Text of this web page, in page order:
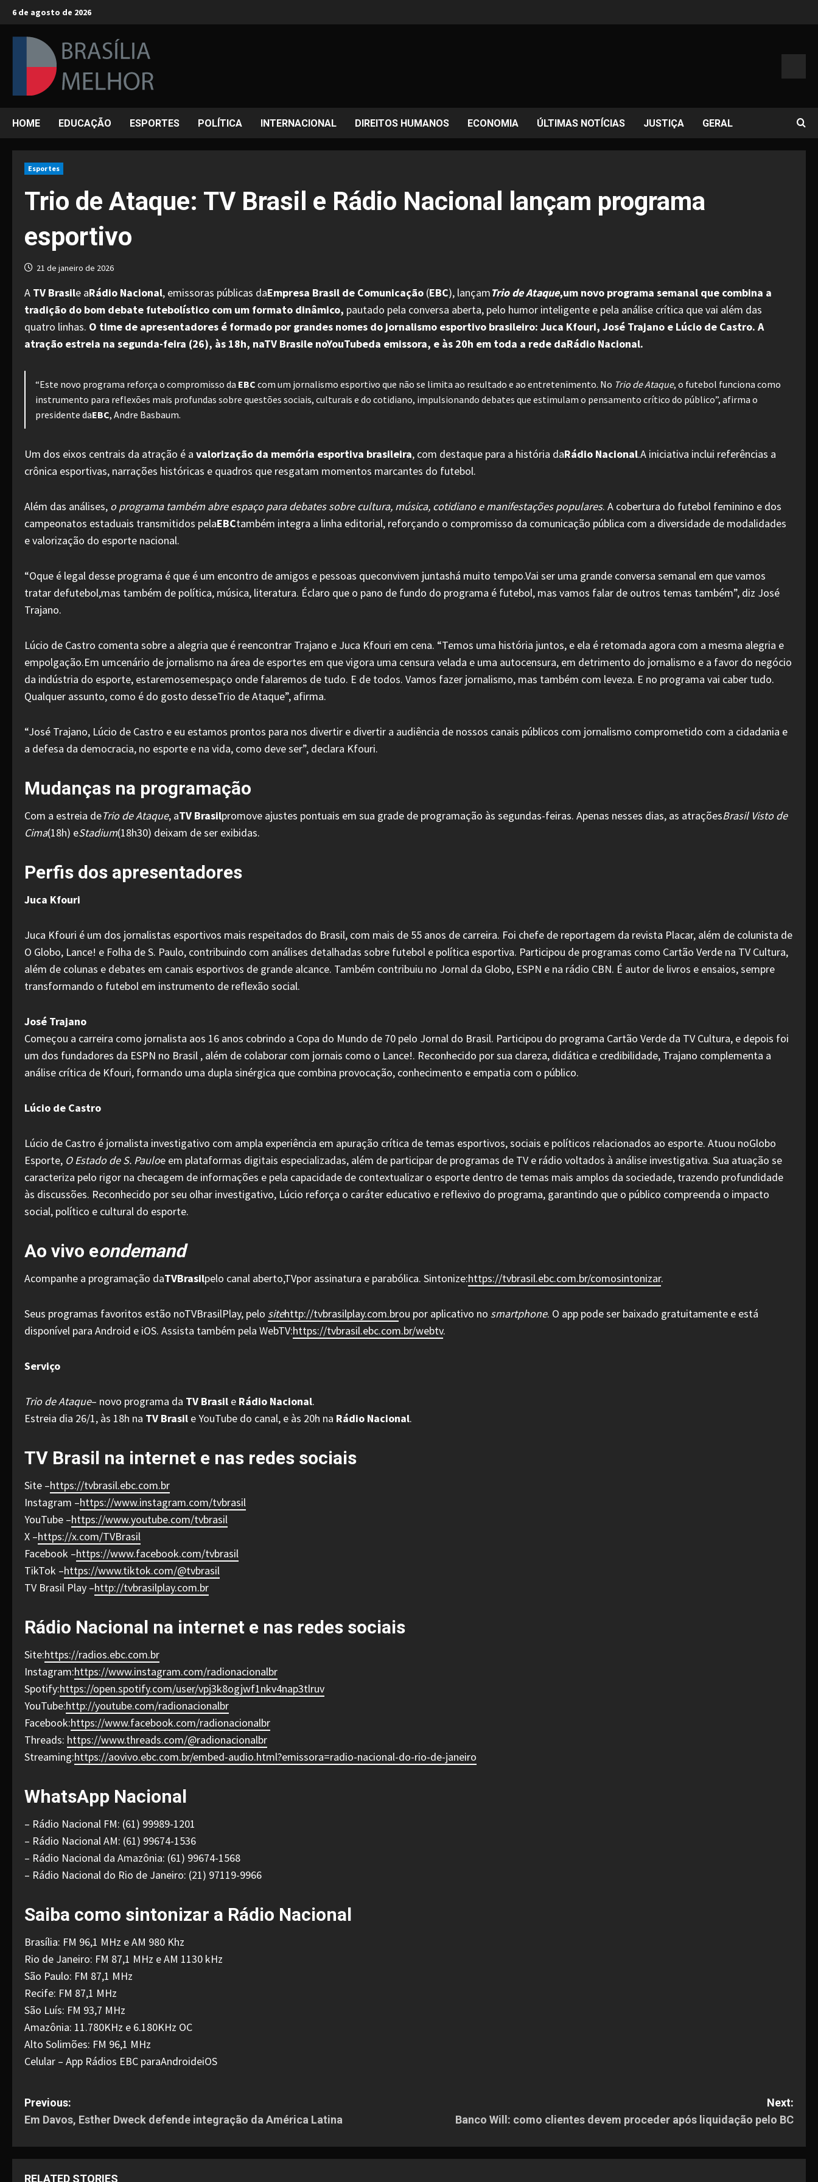
Skip
content
6 de agosto de 2026
HOME EDUCAÇÃO ESPORTES POLÍTICA INTERNACIONAL DIREITOS HUMANOS ECONOMIA ÚLTIMAS NOTÍCIAS JUSTIÇA GERAL
Esportes
Trio de Ataque: TV Brasil e Rádio Nacional lançam programa
esportivo
21 de janeiro de 2026
A TV Brasile aRádio Nacional, emissoras públicas daEmpresa Brasil de Comunicação (EBC), lançamTrio de Ataque,um novo programa semanal que combina a
tradição do bom debate futebolístico com um formato dinâmico, pautado pela conversa aberta, pelo humor inteligente e pela análise crítica que vai além das
quatro linhas. O time de apresentadores é formado por grandes nomes do jornalismo esportivo brasileiro: Juca Kfouri, José Trajano e Lúcio de Castro. A
atração estreia na segunda-feira (26), às 18h, naTV Brasile noYouTubeda emissora, e às 20h em toda a rede daRádio Nacional.
“Este novo programa reforça o compromisso da EBC com um jornalismo esportivo que não se limita ao resultado e ao entretenimento. No Trio de Ataque, o futebol funciona como
instrumento para reflexões mais profundas sobre questões sociais, culturais e do cotidiano, impulsionando debates que estimulam o pensamento crítico do público”, afirma o
presidente daEBC, Andre Basbaum.
Um dos eixos centrais da atração é a valorização da memória esportiva brasileira, com destaque para a história daRádio Nacional.A iniciativa inclui referências a
crônica esportivas, narrações históricas e quadros que resgatam momentos marcantes do futebol.
Além das análises, o programa também abre espaço para debates sobre cultura, música, cotidiano e manifestações populares. A cobertura do futebol feminino e dos
campeonatos estaduais transmitidos pelaEBCtambém integra a linha editorial, reforçando o compromisso da comunicação pública com a diversidade de modalidades
e valorização do esporte nacional.
“Oque é legal desse programa é que é um encontro de amigos e pessoas queconvivem juntashá muito tempo.Vai ser uma grande conversa semanal em que vamos
tratar defutebol,mas também de política, música, literatura. Éclaro que o pano de fundo do programa é futebol, mas vamos falar de outros temas também”, diz José
Trajano.
Lúcio de Castro comenta sobre a alegria que é reencontrar Trajano e Juca Kfouri em cena. “Temos uma história juntos, e ela é retomada agora com a mesma alegria e
empolgação.Em umcenário de jornalismo na área de esportes em que vigora uma censura velada e uma autocensura, em detrimento do jornalismo e a favor do negócio
da indústria do esporte, estaremosemespaço onde falaremos de tudo. E de todos. Vamos fazer jornalismo, mas também com leveza. E no programa vai caber tudo.
Qualquer assunto, como é do gosto desseTrio de Ataque”, afirma.
“José Trajano, Lúcio de Castro e eu estamos prontos para nos divertir e divertir a audiência de nossos canais públicos com jornalismo comprometido com a cidadania e
a defesa da democracia, no esporte e na vida, como deve ser”, declara Kfouri.
Mudanças na programação
Com a estreia deTrio de Ataque, aTV Brasilpromove ajustes pontuais em sua grade de programação às segundas-feiras. Apenas nesses dias, as atraçõesBrasil Visto de
Cima(18h) eStadium(18h30) deixam de ser exibidas.
Perfis dos apresentadores
Juca Kfouri
Juca Kfouri é um dos jornalistas esportivos mais respeitados do Brasil, com mais de 55 anos de carreira. Foi chefe de reportagem da revista Placar, além de colunista de
O Globo, Lance! e Folha de S. Paulo, contribuindo com análises detalhadas sobre futebol e política esportiva. Participou de programas como Cartão Verde na TV Cultura,
além de colunas e debates em canais esportivos de grande alcance. Também contribuiu no Jornal da Globo, ESPN e na rádio CBN. É autor de livros e ensaios, sempre
transformando o futebol em instrumento de reflexão social.
José Trajano
Começou a carreira como jornalista aos 16 anos cobrindo a Copa do Mundo de 70 pelo Jornal do Brasil. Participou do programa Cartão Verde da TV Cultura, e depois foi
um dos fundadores da ESPN no Brasil , além de colaborar com jornais como o Lance!. Reconhecido por sua clareza, didática e credibilidade, Trajano complementa a
análise crítica de Kfouri, formando uma dupla sinérgica que combina provocação, conhecimento e empatia com o público.
Lúcio de Castro
Lúcio de Castro é jornalista investigativo com ampla experiência em apuração crítica de temas esportivos, sociais e políticos relacionados ao esporte. Atuou noGlobo
Esporte, O Estado de S. Pauloe em plataformas digitais especializadas, além de participar de programas de TV e rádio voltados à análise investigativa. Sua atuação se
caracteriza pelo rigor na checagem de informações e pela capacidade de contextualizar o esporte dentro de temas mais amplos da sociedade, trazendo profundidade
às discussões. Reconhecido por seu olhar investigativo, Lúcio reforça o caráter educativo e reflexivo do programa, garantindo que o público compreenda o impacto
social, político e cultural do esporte.
Ao vivo eondemand
Acompanhe a programação daTVBrasilpelo canal aberto,TVpor assinatura e parabólica. Sintonize:https://tvbrasil.ebc.com.br/comosintonizar.
Seus programas favoritos estão noTVBrasilPlay, pelo sitehttp://tvbrasilplay.com.brou por aplicativo no smartphone. O app pode ser baixado gratuitamente e está
disponível para Android e iOS. Assista também pela WebTV:https://tvbrasil.ebc.com.br/webtv.
Serviço
Trio de Ataque– novo programa da TV Brasil e Rádio Nacional.
Estreia dia 26/1, às 18h na TV Brasil e YouTube do canal, e às 20h na Rádio Nacional.
TV Brasil na internet e nas redes sociais
Site –https://tvbrasil.ebc.com.br
Instagram –https://www.instagram.com/tvbrasil
YouTube –https://www.youtube.com/tvbrasil
X –https://x.com/TVBrasil
Facebook –https://www.facebook.com/tvbrasil
TikTok –https://www.tiktok.com/@tvbrasil
TV Brasil Play –http://tvbrasilplay.com.br
Rádio Nacional na internet e nas redes sociais
Site:https://radios.ebc.com.br
Instagram:https://www.instagram.com/radionacionalbr
Spotify:https://open.spotify.com/user/vpj3k8ogjwf1nkv4nap3tlruv
YouTube:http://youtube.com/radionacionalbr
Facebook:https://www.facebook.com/radionacionalbr
Threads: https://www.threads.com/@radionacionalbr
Streaming:https://aovivo.ebc.com.br/embed-audio.html?emissora=radio-nacional-do-rio-de-janeiro
WhatsApp Nacional
– Rádio Nacional FM: (61) 99989-1201
– Rádio Nacional AM: (61) 99674-1536
– Rádio Nacional da Amazônia: (61) 99674-1568
– Rádio Nacional do Rio de Janeiro: (21) 97119-9966
Saiba como sintonizar a Rádio Nacional
Brasília: FM 96,1 MHz e AM 980 Khz
Rio de Janeiro: FM 87,1 MHz e AM 1130 kHz
São Paulo: FM 87,1 MHz
Recife: FM 87,1 MHz
São Luís: FM 93,7 MHz
Amazônia: 11.780KHz e 6.180KHz OC
Alto Solimões: FM 96,1 MHz
Celular – App Rádios EBC paraAndroideiOS
P
s
Previous:
Em Davos, Esther Dweck defende integração da América Latina
Next:
Banco Will: como clientes devem proceder após liquidação pelo BC
RELATED STORIES